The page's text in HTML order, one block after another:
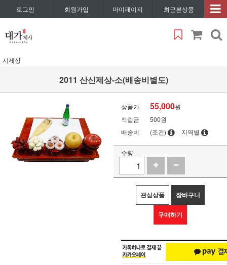
로그인 회원가입 마이페이지 최근본상품
시제상
2011 산신제상-소(배송비별도)
상품가 55,000원
적립금
500원
배송비
(조건) 지역별
수량
관심상품 장바구니
구매하기